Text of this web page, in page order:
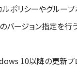
ルポリシーやグルー
バージョン指定を行
10以降の更新プ